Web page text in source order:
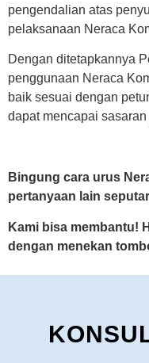
pengendalian atas
pelaksanaan Neraca
Dengan ditetapkannya
penggunaan Neraca
baik sesuai dengan
dapat mencapai
Bingung cara urus
pertanyaan lain
Kami bisa membantu!
dengan menekan